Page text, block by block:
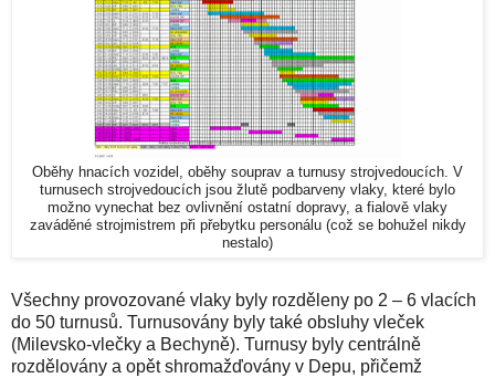
Oběhy hnacích vozidel, oběhy souprav a turnusy strojvedoucích. V
turnusech strojvedoucích jsou žlutě podbarveny vlaky, které bylo
možno vynechat bez ovlivnění ostatní dopravy, a fialově vlaky
zaváděné strojmistrem při přebytku personálu (což se bohužel nikdy
nestalo)
Všechny provozované vlaky byly rozděleny po 2 – 6 vlacích
do 50 turnusů. Turnusovány byly také obsluhy vleček
(Milevsko-vlečky a Bechyně). Turnusy byly centrálně
rozdělovány a opět shromažďovány v Depu, přičemž